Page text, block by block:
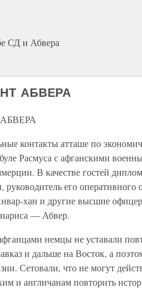
СД и Абвера
АБВЕРА
контакты атташе по
Расмуса с афганскими
В качестве гостей
руководитель его
хан и другие высшие
— Абвер.
немцы не уставали
и дальше на Восток, а
Сетовали, что не могут
и англичанам повторить